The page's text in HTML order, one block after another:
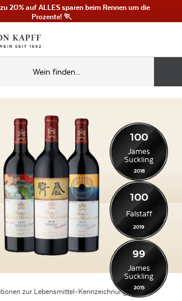
20% auf ALLES sparen beim Rennen um die
Prozente! 🏃
zur Lebensmittel-Kennzeichnung
100
James
Suckling
2018
100
Falstaff
2019
99
James
Suckling
2015